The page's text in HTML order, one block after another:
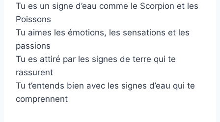
Tu es un signe d’eau comme le Scorpion et les
Poissons
Tu aimes les émotions, les sensations et les
passions
Tu es attiré par les signes de terre qui te
rassurent
Tu t’entends bien avec les signes d’eau qui te
comprennent